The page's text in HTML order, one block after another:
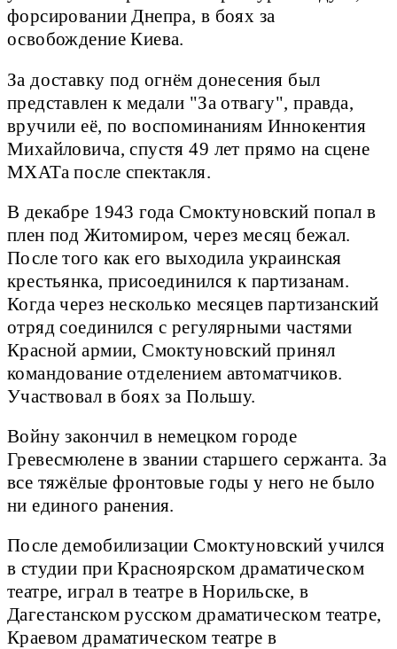
форсировании Днепра, в боях за
освобождение Киева.
За доставку под огнём донесения был
представлен к медали "За отвагу", правда,
вручили её, по воспоминаниям Иннокентия
Михайловича, спустя 49 лет прямо на сцене
МХАТа после спектакля.
В декабре 1943 года Смоктуновский попал в
плен под Житомиром, через месяц бежал.
После того как его выходила украинская
крестьянка, присоединился к партизанам.
Когда через несколько месяцев партизанский
отряд соединился с регулярными частями
Красной армии, Смоктуновский принял
командование отделением автоматчиков.
Участвовал в боях за Польшу.
Войну закончил в немецком городе
Гревесмюлене в звании старшего сержанта. За
все тяжёлые фронтовые годы у него не было
ни единого ранения.
После демобилизации Смоктуновский учился
в студии при Красноярском драматическом
театре, играл в театре в Норильске, в
Дагестанском русском драматическом театре,
Краевом драматическом театре в